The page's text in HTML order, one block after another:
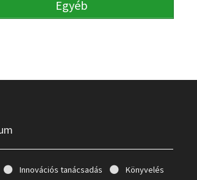
Egyéb
Innovációs tanácsadás Könyvelés